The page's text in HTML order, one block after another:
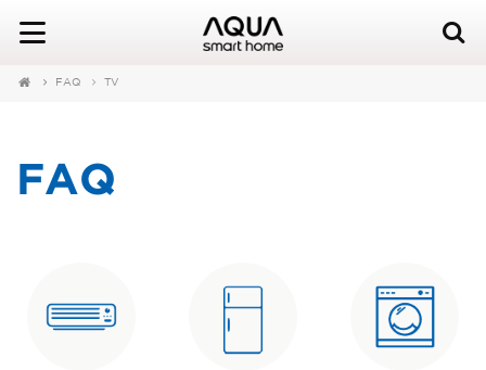
FAQ TV
FAQ